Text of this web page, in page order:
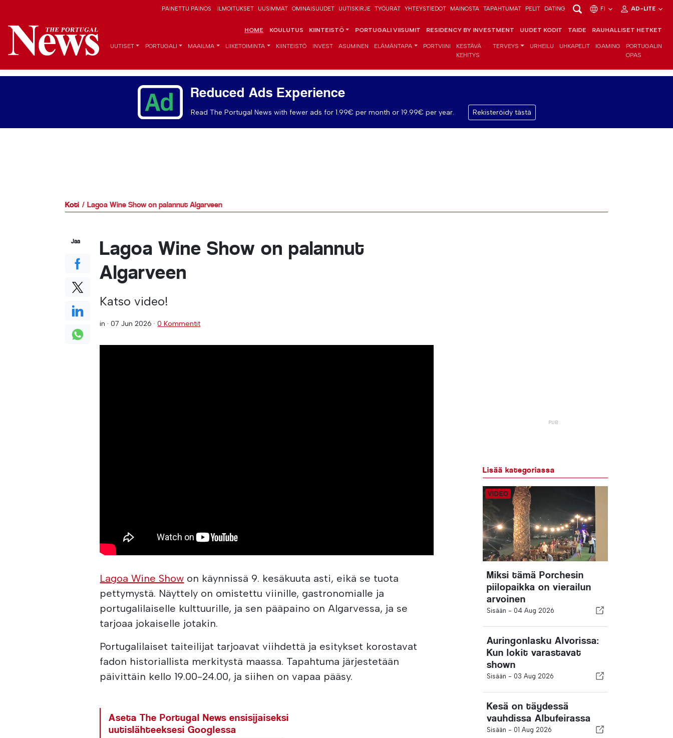
PAINETTU PAINOS ILMOITUKSET UUSIMMAT OMINAISUUDET UUTISKIRJE TYÖURAT YHTEYSTIEDOT MAINOSTA TAPAHTUMAT PELIT DATING FI AD-LITE
HOME KOULUTUS KIINTEISTÖ PORTUGALI VIISUMIT RESIDENCY BY INVESTMENT UUDET KODIT TAIDE RAUHALLISET HETKET
UUTISET PORTUGALI MAAILMA LIIKETOIMINTA KIINTEISTÖ INVEST ASUMINEN ELÄMÄNTAPA PORTVIINI
KESTÄVÄ
KEHITYS
TERVEYS URHEILU UHKAPELIT IGAMING
PORTUGALIN
OPAS
Reduced Ads Experience
Read The Portugal News with fewer ads for 1.99€ per month or 19.99€ per year. Rekisteröidy tästä
Koti Lagoa Wine Show on palannut Algarveen
Lagoa Wine Show on palannut
Algarveen
Katso video!
in ·07 Jun 2026 ·0 Kommentit
Lagoa Wine Show on käynnissä 9. kesäkuuta asti, eikä se tuota
pettymystä. Näyttely on omistettu viinille, gastronomialle ja
portugalilaiselle kulttuurille, ja sen pääpaino on Algarvessa, ja se
tarjoaa jokaiselle jotakin.
Portugalilaiset taiteilijat tarjoavat viihdettä ja esitykset korostavat
fadon historiallista merkitystä maassa. Tapahtuma järjestetään
päivittäin kello 19.00-24.00, ja siihen on vapaa pääsy.
Aseta The Portugal News ensisijaiseksi
uutislähteeksesi Googlessa
Jaa
Lisää kategoriassa
Miksi tämä Porchesin
piilopaikka on vierailun
arvoinen
Sisään - 04 Aug 2026
Auringonlasku Alvorissa:
Kun lokit varastavat
shown
Sisään - 03 Aug 2026
Kesä on täydessä
vauhdissa Albufeirassa
Sisään - 01 Aug 2026